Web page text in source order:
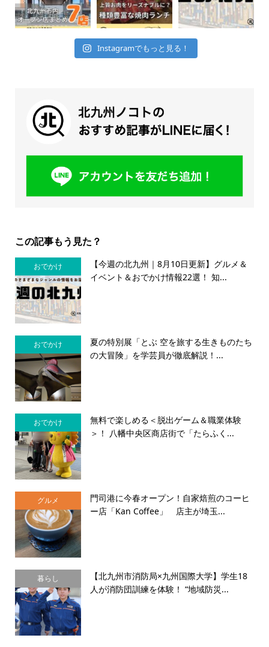
Instagramでもっと見る！
この記事もう見た？
おでかけ
【今週の北九州｜8月10日更新】グルメ＆
イベント＆おでかけ情報22選！ 知...
おでかけ
夏の特別展「とぶ 空を旅する生きものたち
の大冒険」を学芸員が徹底解説！...
おでかけ
無料で楽しめる＜脱出ゲーム＆職業体験
＞！ 八幡中央区商店街で「たらふく...
グルメ
門司港に今春オープン！自家焙煎のコーヒ
ー店「Kan Coffee」 店主が埼玉...
暮らし
【北九州市消防局×九州国際大学】学生18
人が消防団訓練を体験！ “地域防災...